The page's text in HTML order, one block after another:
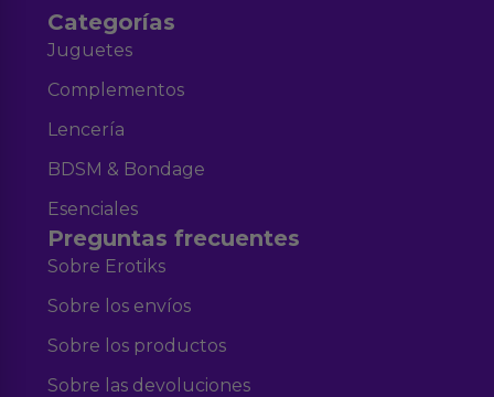
Categorías
Juguetes
Complementos
Lencería
BDSM & Bondage
Esenciales
Preguntas frecuentes
Sobre Erotiks
Sobre los envíos
Sobre los productos
Sobre las devoluciones